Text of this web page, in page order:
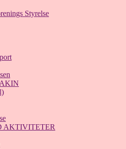
Styrelse
AKTIVITETER